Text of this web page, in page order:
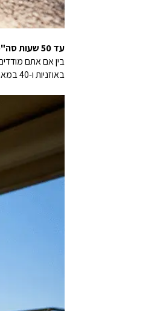
עד 50 שעות סה"כ של השמעה עם טעינה מהירה
באוזניות ו-40 במארז. וכאשר תצטרכו חיזוק, תוכלו לטעון במהירות עד שעה של זמן נגינה תוך 10 דקות בלבד.